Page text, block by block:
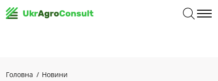
Головна Новини